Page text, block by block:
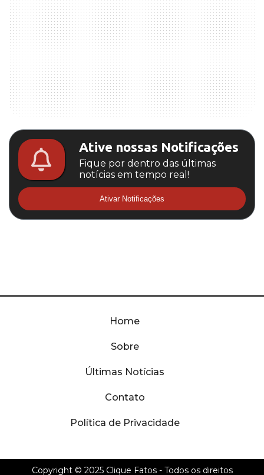
Ative nossas Notificações
Fique por dentro das últimas
notícias em tempo real!
Ativar Notificações
Home
Sobre
Últimas Notícias
Contato
Política de Privacidade
Copyright © 2025 Clique Fatos- Todos os direitos